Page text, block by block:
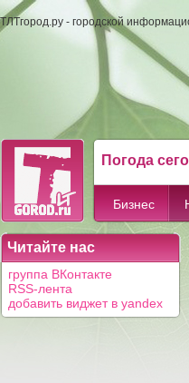
ТЛТгород.ру - городской
Погода
Бизнес
Читайте нас
группа ВКонтакте
RSS-лента
добавить виджет в yandex